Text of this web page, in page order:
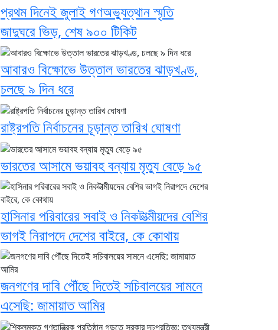
প্রথম দিনেই জুলাই গণঅভ্যুত্থান স্মৃতি
জাদুঘরে ভিড়, শেষ ৯০০ টিকিট
আবারও বিক্ষোভে উত্তাল ভারতের ঝাড়খণ্ড,
চলছে ৯ দিন ধরে
রাষ্ট্রপতি নির্বাচনের চূড়ান্ত তারিখ ঘোষণা
ভারতের আসামে ভয়াবহ বন্যায় মৃত্যু বেড়ে ৯৫
হাসিনার পরিবারের সবাই ও নিকটাত্মীয়দের বেশির
ভাগই নিরাপদে দেশের বাইরে, কে কোথায়
জনগণের দাবি পৌঁছে দিতেই সচিবালয়ের সামনে
এসেছি: জামায়াত আমির